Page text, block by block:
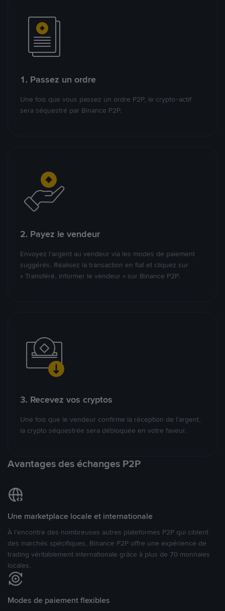
1. Passez un ordre
Une fois que vous passez un ordre P2P, le crypto-actif
sera séquestré par Binance P2P.
2. Payez le vendeur
Envoyez l’argent au vendeur via les modes de paiement
suggérés. Réalisez la transaction en fiat et cliquez sur
« Transféré, informer le vendeur » sur Binance P2P.
3. Recevez vos cryptos
Une fois que le vendeur confirme la réception de l’argent,
la crypto séquestrée sera débloquée en votre faveur.
Avantages des échanges P2P
Une marketplace locale et internationale
À l’encontre des nombreuses autres plateformes P2P qui ciblent
des marchés spécifiques, Binance P2P offre une expérience de
trading véritablement internationale grâce à plus de 70 monnaies
locales.
Modes de paiement flexibles